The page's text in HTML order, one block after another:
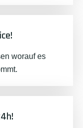
worauf es